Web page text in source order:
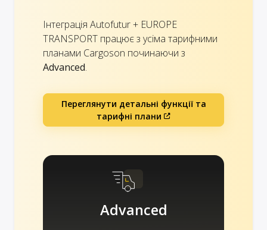
Інтеграція Autofutur + EUROPE
TRANSPORT працює з усіма тарифними
планами Cargoson починаючи з
Advanced.
Переглянути детальні функції та
тарифні плани
Advanced